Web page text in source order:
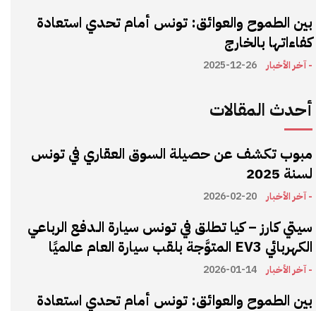
بين الطموح والعوائق: تونس أمام تحدي استعادة
كفاءاتها بالخارج
- آخر الأخبار 2025-12-26
أحدث المقالات
مبوب تكشف عن حصيلة السوق العقاري في تونس
لسنة 2025
- آخر الأخبار 2026-02-20
سيتي كارز – كيا تطلق في تونس سيارة الـدفع الرباعي
الكهربائي EV3 المتوَّجة بلقب سيارة العام عالميًا
- آخر الأخبار 2026-01-14
بين الطموح والعوائق: تونس أمام تحدي استعادة